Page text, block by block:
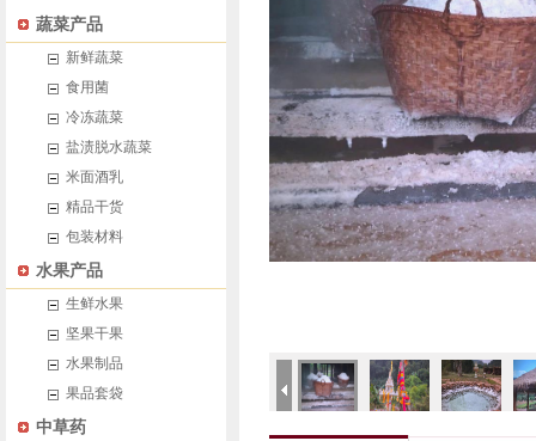
蔬菜产品
新鲜蔬菜
食用菌
冷冻蔬菜
盐渍脱水蔬菜
米面酒乳
精品干货
包装材料
水果产品
生鲜水果
坚果干果
水果制品
果品套袋
中草药